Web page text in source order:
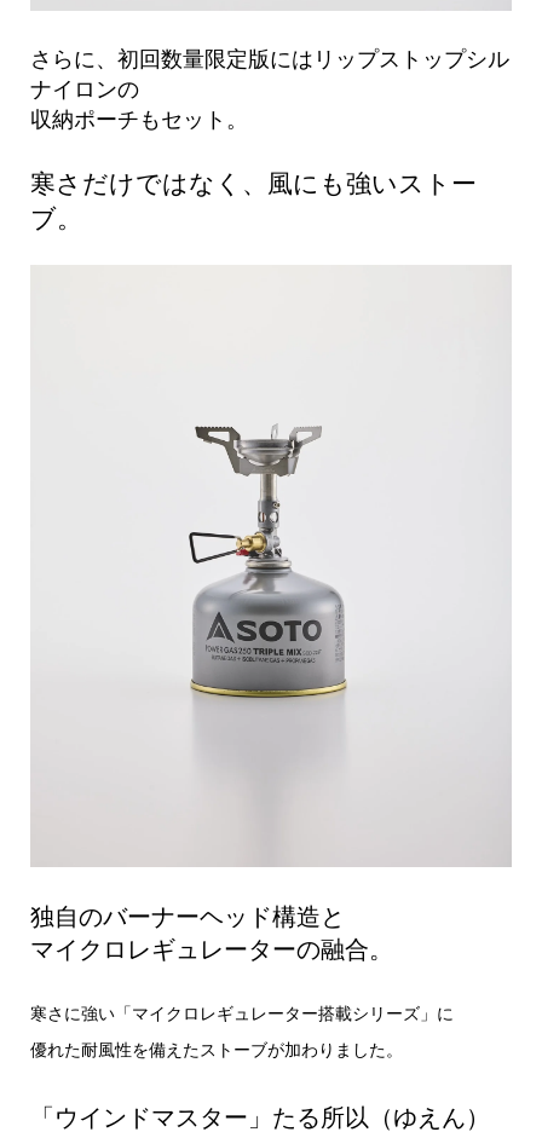
さらに、初回数量限定版にはリップストップシル
ナイロンの
収納ポーチもセット。
寒さだけではなく、風にも強いストー
ブ。
独自のバーナーヘッド構造と
マイクロレギュレーターの融合。
寒さに強い「マイクロレギュレーター搭載シリーズ」に
優れた耐風性を備えたストーブが加わりました。
「ウインドマスター」たる所以（ゆえん）